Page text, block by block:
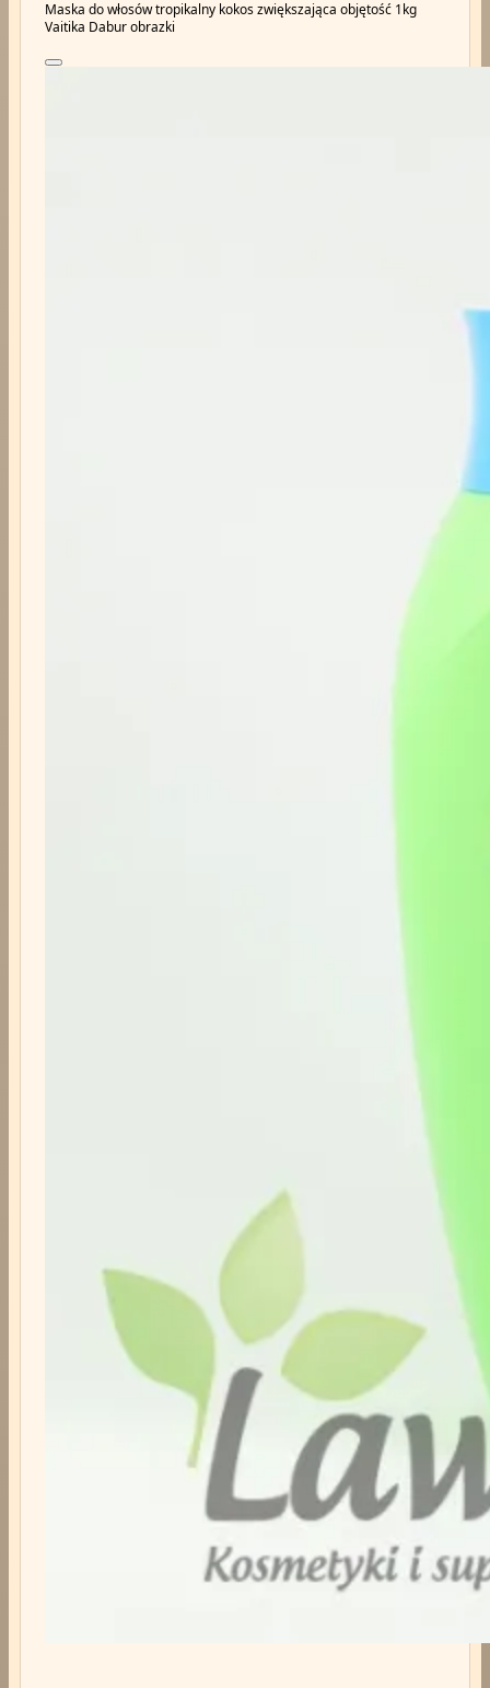
Maska do włosów tropikalny kokos zwiększająca objętość 1kg
Vaitika Dabur obrazki